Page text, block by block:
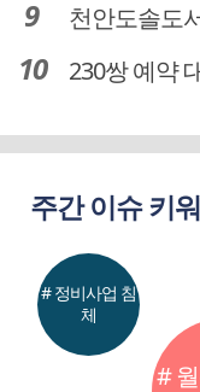
천안도솔도서관, 여
230쌍 예약 대전 월
주간 이슈 키
#
# 정비사업 침
체